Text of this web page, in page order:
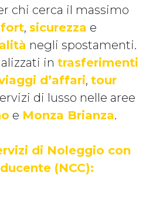
chi cerca il massimo
, sicurezza e
negli spostamenti.
in trasferimenti
d’affari, tour
di lusso nelle aree
e Monza Brianza.
di Noleggio con
(NCC):